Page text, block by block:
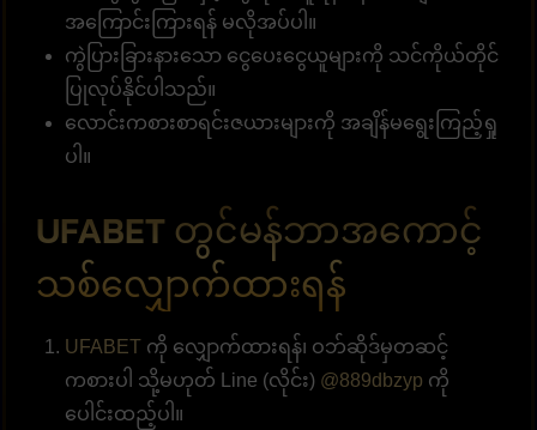
အကြောင်းကြားရန် မလိုအပ်ပါ။
ကွဲပြားခြားနားသော ငွေပေးငွေယူများကို သင်ကိုယ်တိုင်
ပြုလုပ်နိုင်ပါသည်။
လောင်းကစားစာရင်းဇယားများကို အချိန်မရွေးကြည့်ရှု
ပါ။
UFABET တွင်မန်ဘာအကောင့်
သစ်လျှောက်ထားရန်
UFABET ကို လျှောက်ထားရန်၊ ဝဘ်ဆိုဒ်မှတဆင့်
ကစားပါ သို့မဟုတ် Line (လိုင်း) @889dbzyp ကို
ပေါင်းထည့်ပါ။